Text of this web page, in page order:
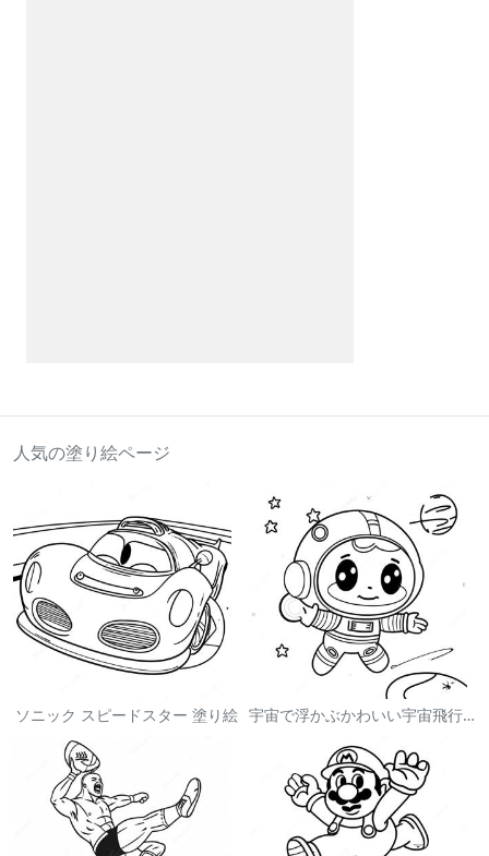
人気の塗り絵ページ
ソニック スピードスター 塗り絵 宇宙で浮かぶかわいい宇宙飛行士 塗り絵